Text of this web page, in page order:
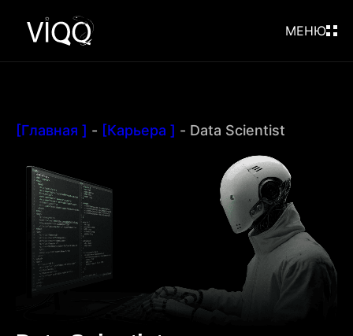
МЕНЮ
[Главная ] - [Карьера ] - Data Scientist